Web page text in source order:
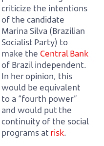
criticize the intentions
of the candidate
Marina Silva (Brazilian
Socialist Party) to
make the Central Bank
of Brazil independent.
In her opinion, this
would be equivalent
to a “fourth power”
and would put the
continuity of the social
programs at risk.